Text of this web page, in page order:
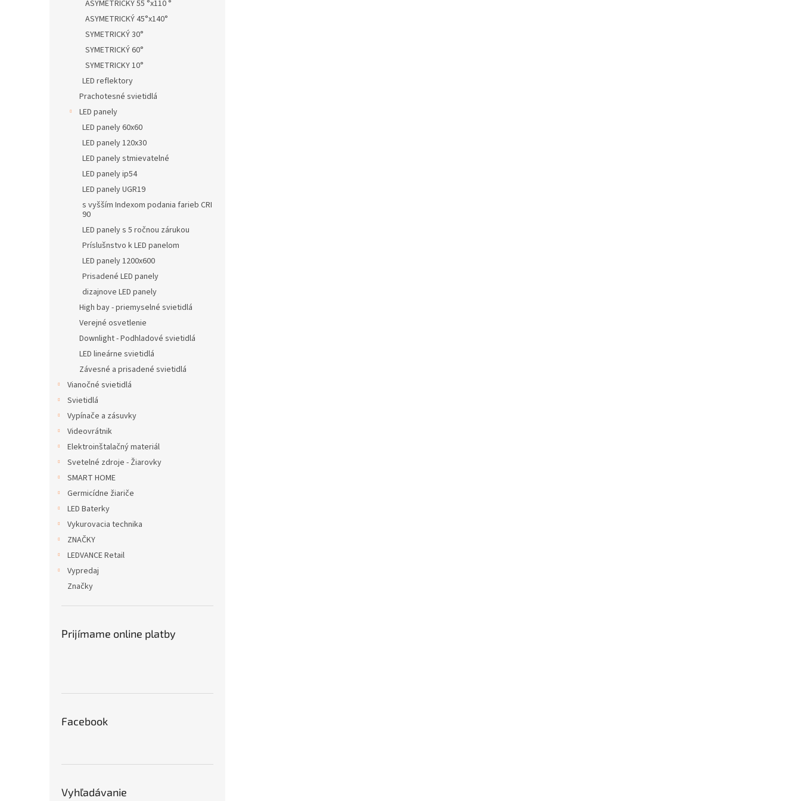
ASYMETRICKÝ 55 °x110 °
ASYMETRICKÝ 45°x140°
SYMETRICKÝ 30°
SYMETRICKÝ 60°
SYMETRICKY 10°
LED reflektory
Prachotesné svietidlá
LED panely
LED panely 60x60
LED panely 120x30
LED panely stmievatelné
LED panely ip54
LED panely UGR19
s vyšším Indexom podania farieb CRI
90
LED panely s 5 ročnou zárukou
Príslušnstvo k LED panelom
LED panely 1200x600
Prisadené LED panely
dizajnove LED panely
High bay - priemyselné svietidlá
Verejné osvetlenie
Downlight - Podhladové svietidlá
LED lineárne svietidlá
Závesné a prisadené svietidlá
Vianočné svietidlá
Svietidlá
Vypínače a zásuvky
Videovrátnik
Elektroinštalačný materiál
Svetelné zdroje - Žiarovky
SMART HOME
Germicídne žiariče
LED Baterky
Vykurovacia technika
ZNAČKY
LEDVANCE Retail
Vypredaj
Značky
Prijímame online platby
Facebook
Vyhľadávanie